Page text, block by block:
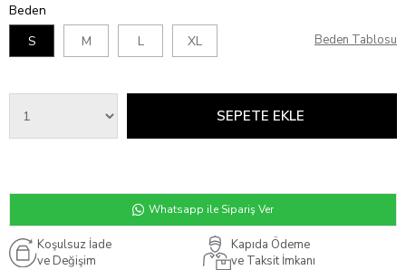
Beden
S
M L XL Beden Tablosu
Whatsapp ile Sipariş Ver
Koşulsuz İade
ve Değişim
Kapıda Ödeme
ve Taksit İmkanı